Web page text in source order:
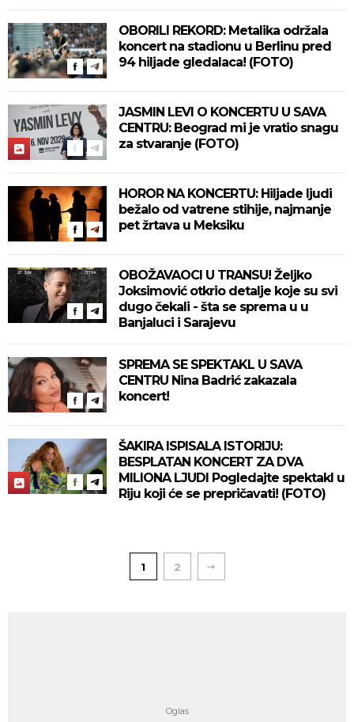
OBORILI REKORD: Metalika održala
koncert na stadionu u Berlinu pred
94 hiljade gledalaca! (FOTO)
JASMIN LEVI O KONCERTU U SAVA
CENTRU: Beograd mi je vratio snagu
za stvaranje (FOTO)
HOROR NA KONCERTU: Hiljade ljudi
bežalo od vatrene stihije, najmanje
pet žrtava u Meksiku
OBOŽAVAOCI U TRANSU! Željko
Joksimović otkrio detalje koje su svi
dugo čekali - šta se sprema u u
Banjaluci i Sarajevu
SPREMA SE SPEKTAKL U SAVA
CENTRU Nina Badrić zakazala
koncert!
ŠAKIRA ISPISALA ISTORIJU:
BESPLATAN KONCERT ZA DVA
MILIONA LJUDI Pogledajte spektakl u
Riju koji će se prepričavati! (FOTO)
1 2